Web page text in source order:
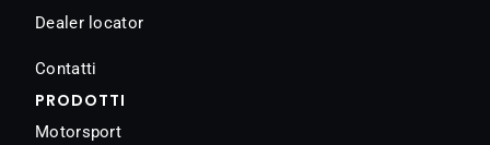
Dealer locator
Contatti
PRODOTTI
Motorsport